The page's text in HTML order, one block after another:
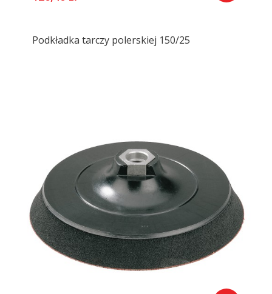
Podkładka tarczy polerskiej 150/25